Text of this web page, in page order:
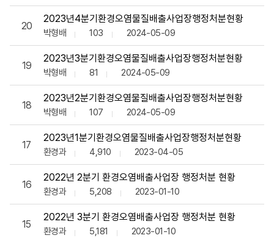
20
2023년4분기환경오염물질배출사업장행정처분현황
박형배 103 2024-05-09
19
2023년3분기환경오염물질배출사업장행정처분현황
박형배 81 2024-05-09
18
2023년2분기환경오염물질배출사업장행정처분현황
박형배 107 2024-05-09
17
2023년1분기환경오염물질배출사업장행정처분현황
환경과 4,910 2023-04-05
16
2022년 2분기 환경오염배출사업장 행정처분 현황
환경과 5,208 2023-01-10
15
2022년 3분기 환경오염배출사업장 행정처분 현황
환경과 5,181 2023-01-10